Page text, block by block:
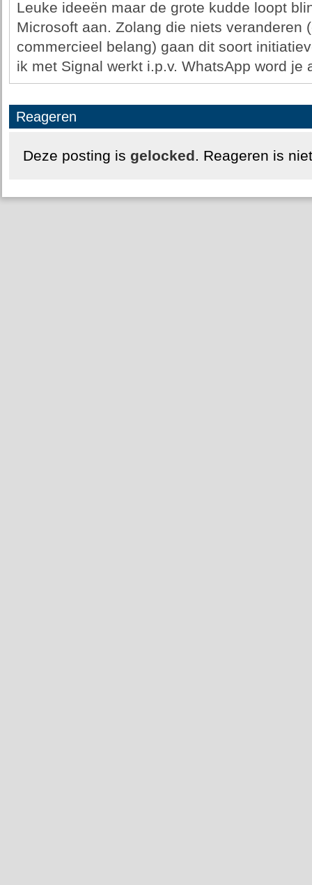
Leuke ideeën maar de grote kudde loopt
Microsoft aan. Zolang die niets veranderen
commercieel belang) gaan dit soort
ik met Signal werkt i.p.v. WhatsApp word je
Reageren
Deze posting is gelocked. Reageren is